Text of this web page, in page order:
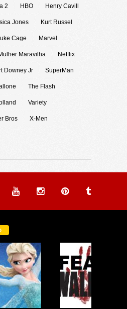
2 HBO Henry Cavill
Jones Kurt Russel
Cage Marvel
Maravilha Netflix
Downey Jr SuperMan
The Flash
Variety
Bros X-Men